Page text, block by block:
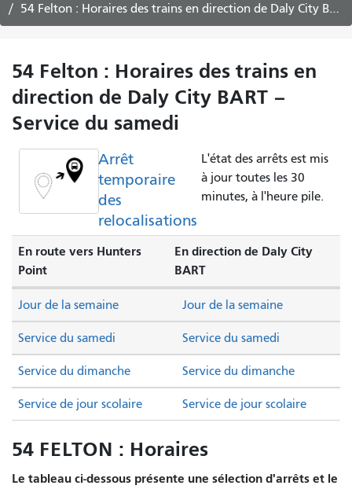
54 Felton : Horaires des trains en direction de Daly City BART – Service du samedi
54 Felton : Horaires des trains en
direction de Daly City BART –
Service du samedi
Arrêt
temporaire
des
relocalisations
L'état des arrêts est mis
à jour toutes les 30
minutes, à l'heure pile.
En route vers Hunters
Point
En direction de Daly City
BART
Service du samedi Service du samedi
Service du dimanche Service du dimanche
Jour de la semaine Jour de la semaine
Service de jour scolaire Service de jour scolaire
54 FELTON : Horaires
Le tableau ci-dessous présente une sélection d'arrêts et le